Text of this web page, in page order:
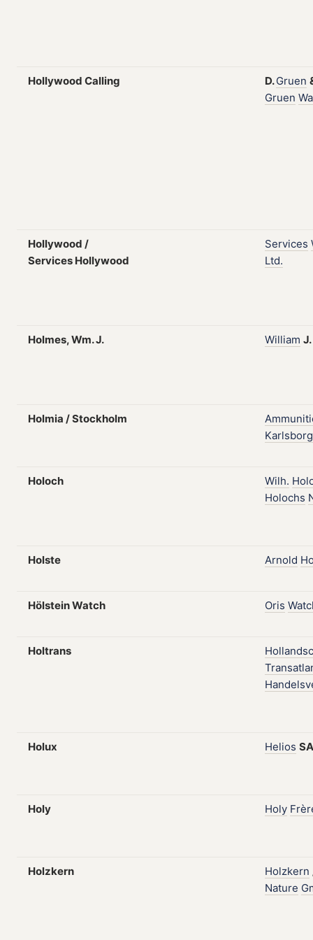
Hollywood Calling D.Gruen
Gruen
Hollywood /
Services Hollywood
Services
Ltd.
Holmes, Wm. J. William J.
Holmia / Stockholm
Karlsborg
Holoch Wilh.
Holochs
Holste Arnold
Hölstein Watch Oris
Holtrans
Holux Helios SA
Holy Holy
Holzkern Holzkern
Nature